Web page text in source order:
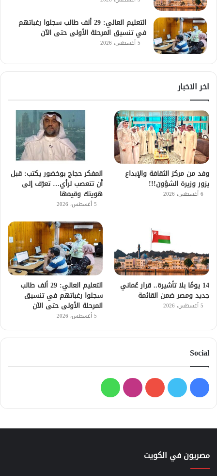
التعليم العالي: 29 ألف طالب سجلوا رغباتهم
في تنسيق المرحلة الأولى حتى الآن
5 أغسطس، 2026
اخر الاخبار
وفد من مركز الثقافة والإبداع
يزور وزيرة الشؤون!!!
6 أغسطس، 2026
المفكر حجاج بوخضور يكتب: قبل
أن تتعصب لرأي… تعرّف إلى
هويتك وقيمها
5 أغسطس، 2026
14 يومًا بلا تأشيرة.. قرار عُماني
جديد ومصر ضمن القائمة
5 أغسطس، 2026
التعليم العالي: 29 ألف طالب
سجلوا رغباتهم في تنسيق
المرحلة الأولى حتى الآن
5 أغسطس، 2026
Social
فيسبوك
تويتر يوتيوبانستقرامواتساب
مصريون في الكويت